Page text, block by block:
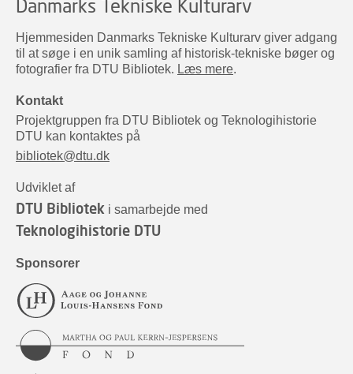
Danmarks Tekniske Kulturarv
Hjemmesiden Danmarks Tekniske Kulturarv giver adgang
til at søge i en unik samling af historisk-tekniske bøger og
fotografier fra DTU Bibliotek. Læs mere.
Kontakt
Projektgruppen fra DTU Bibliotek og Teknologihistorie
DTU kan kontaktes på
bibliotek@dtu.dk
Udviklet af
DTU Bibliotek i samarbejde med
Teknologihistorie DTU
Sponsorer